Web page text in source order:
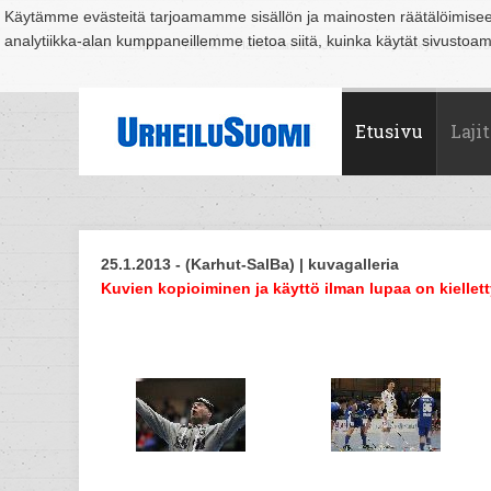
Käytämme evästeitä tarjoamamme sisällön ja mainosten
analytiikka-alan kumppaneillemme tietoa siitä, kuinka käytät
Suomi Espoo Helsinki Hämeenlinna Joensuu Jyväskylä
Etusivu Lajit
25.1.2013 - (Karhut-SalBa) | kuvagalleria
Kuvien kopioiminen ja käyttö ilman lupaa on